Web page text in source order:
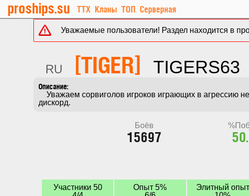
proships.su ТТХ Кланы ТОП Серверная
Уважаемые пользователи! Раздел находится в
RU [TIGER] TIGERS63
    Уважаем сорвиголов игроков играющих в агрессию не боящихся поцарапать свой корабль. И статка не главное! Основное правило: зашёл в игру - зайди в
дискорд.
Боёв
15697
Участники 50
Опыт 5%
Элитный опыт